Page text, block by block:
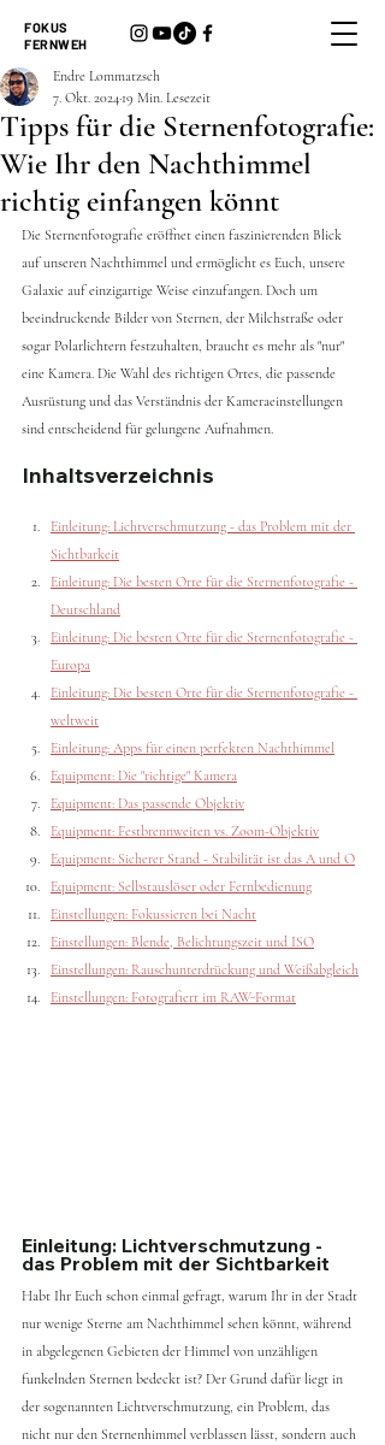
FOKUS
FERNWEH
Tipps für die Sternenfotografie:
Wie Ihr den Nachthimmel
richtig einfangen könnt
Endre Lommatzsch
7. Okt. 2024 19 Min. Lesezeit
Die Sternenfotografie eröffnet einen faszinierenden Blick
auf unseren Nachthimmel und ermöglicht es Euch, unsere
Galaxie auf einzigartige Weise einzufangen. Doch um
beeindruckende Bilder von Sternen, der Milchstraße oder
sogar Polarlichtern festzuhalten, braucht es mehr als "nur"
eine Kamera. Die Wahl des richtigen Ortes, die passende
Ausrüstung und das Verständnis der Kameraeinstellungen
sind entscheidend für gelungene Aufnahmen.
Inhaltsverzeichnis
Einleitung: Lichtverschmutzung - das Problem mit der
Sichtbarkeit
Einleitung: Die besten Orte für die Sternenfotografie -
Deutschland
Einleitung: Die besten Orte für die Sternenfotografie -
Europa
Einleitung: Die besten Orte für die Sternenfotografie -
weltweit
Einleitung: Apps für einen perfekten Nachthimmel
Equipment: Die "richtige" Kamera
Equipment: Das passende Objektiv
Equipment: Festbrennweiten vs. Zoom-Objektiv
Equipment: Sicherer Stand - Stabilität ist das A und O
Equipment: Selbstauslöser oder Fernbedienung
Einstellungen: Fokussieren bei Nacht
Einstellungen: Blende, Belichtungszeit und ISO
Einstellungen: Rauschunterdrückung und Weißabgleich
Einstellungen: Fotografiert im RAW-Format
Einleitung: Lichtverschmutzung -
das Problem mit der Sichtbarkeit
Habt Ihr Euch schon einmal gefragt, warum Ihr in der Stadt
nur wenige Sterne am Nachthimmel sehen könnt, während
in abgelegenen Gebieten der Himmel von unzähligen
funkelnden Sternen bedeckt ist? Der Grund dafür liegt in
der sogenannten Lichtverschmutzung, ein Problem, das
nicht nur den Sternenhimmel verblassen lässt, sondern auch